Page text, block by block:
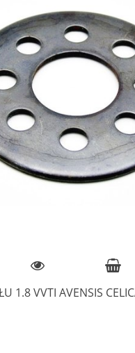
1.8 VVTI AVENSIS